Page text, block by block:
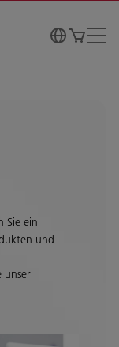
Sie ein
und
unser